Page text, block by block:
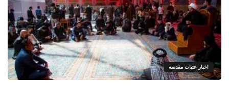
اخبار عتبات مقدسه